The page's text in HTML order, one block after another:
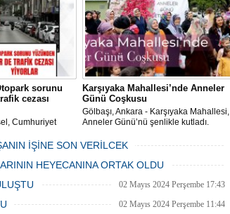
sorunu
cezası
Cumhuriyet
gelen
yüzünden
Karşıyaka Mahallesi’nde Anneler
Günü Coşkusu
Gölbaşı, Ankara - Karşıyaka Mahallesi,
Anneler Günü’nü şenlikle kutladı.
öncülüğünde düzenlenen 1. Karşıyaka
İŞİNE SON VERİLCEK
06 Mayıs 2024 Pazartesi 15:47
HEYECANINA ORTAK OLDU
06 Mayıs 2024 Pazartesi 15:31
02 Mayıs 2024 Perşembe 17:43
02 Mayıs 2024 Perşembe 11:44